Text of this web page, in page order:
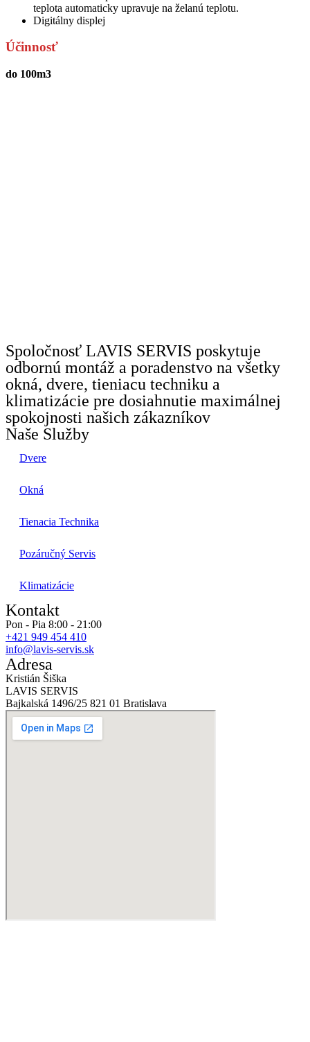
teplota automaticky upravuje na želanú teplotu.
Digitálny displej
Účinnosť
do 100m3
Spoločnosť LAVIS SERVIS poskytuje
odbornú montáž a poradenstvo na všetky
okná, dvere, tieniacu techniku a
klimatizácie pre dosiahnutie maximálnej
spokojnosti našich zákazníkov
Naše Služby
Dvere
Okná
Tienacia Technika
Pozáručný Servis
Klimatizácie
Kontakt
Pon - Pia 8:00 - 21:00
+421 949 454 410
info@lavis-servis.sk
Adresa
Kristián Šiška
LAVIS SERVIS
Bajkalská 1496/25 821 01 Bratislava